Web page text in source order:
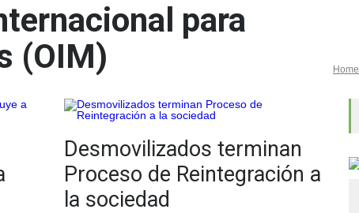
para
(OIM)
Home
Desmovilizados terminan
Proceso de Reintegración a
la sociedad